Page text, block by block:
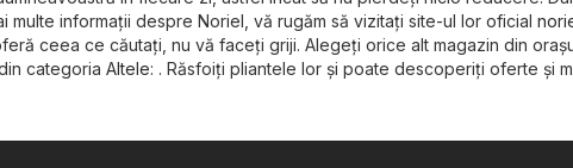
multe informații despre Noriel, vă rugăm să vizitați site-ul lor oficial
ceea ce căutați, nu vă faceți griji. Alegeți orice alt magazin din
categoria Altele: . Răsfoiți pliantele lor și poate descoperiți oferte și